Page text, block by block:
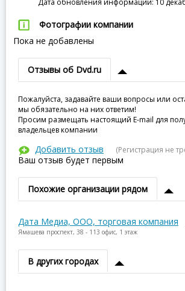
Дата обновления информации: 10
Фотографии компании
Пока не добавлены
Отзывы об Dvd.ru
Пожалуйста, задавайте ваши вопросы или
мы обязательно на них ответим!
Просим размещать настоящий E-mail для
владельцев компании
Добавить отзыв (Регистрация не
Ваш отзыв будет первым
Похожие организации рядом
Дата Медиа, ООО, торговая компания
Ямашева проспект, 38 - 113 офис, 1 этаж
В других городах